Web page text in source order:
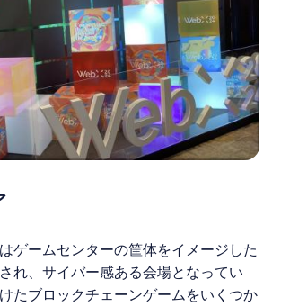
ゲームセンターの筐体をイメージした
れ、サイバー感ある会場となってい
たブロックチェーンゲームをいくつか